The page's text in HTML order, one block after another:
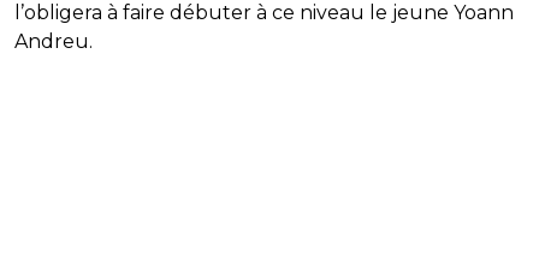
l’obligera à faire débuter à ce niveau le jeune Yoann
Andreu.